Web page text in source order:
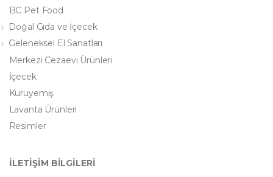
BC Pet Food
Doğal Gıda ve İçecek
Geleneksel El Sanatları
Merkezi Cezaevi Ürünleri
İçecek
Kuruyemiş
Lavanta Ürünleri
Resimler
İLETİŞİM BİLGİLERİ